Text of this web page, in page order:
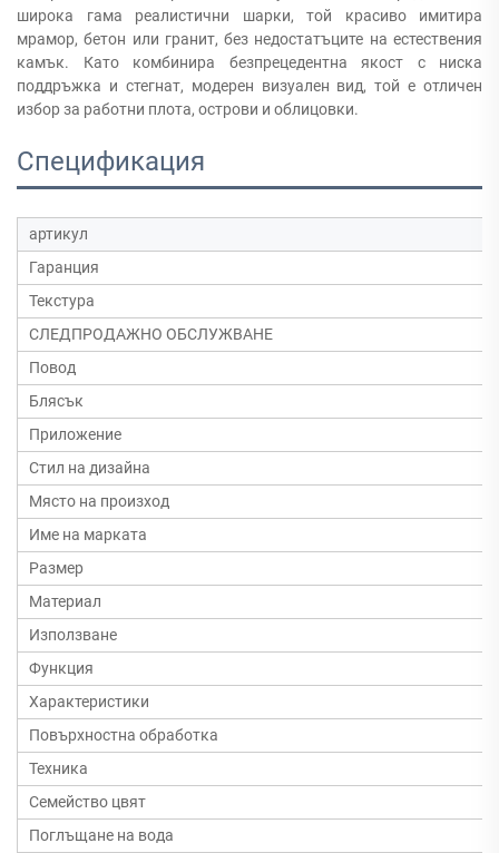
широка гама реалистични шарки, той красиво имитира
мрамор, бетон или гранит, без недостатъците на естествения
камък. Като комбинира безпрецедентна якост с ниска
поддръжка и стегнат, модерен визуален вид, той е отличен
избор за работни плота, острови и облицовки.
Спецификация
артикул
Гаранция
Текстура
СЛЕДПРОДАЖНО ОБСЛУЖВАНЕ
Повод
Блясък
Приложение
Стил на дизайна
Място на произход
Име на марката
Размер
Материал
Използване
Функция
Характеристики
Повърхностна обработка
Техника
Семейство цвят
Поглъщане на вода